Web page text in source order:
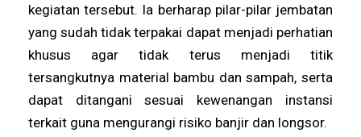
kegiatan tersebut. Ia berharap pilar-pilar jembatan
yang sudah tidak terpakai dapat menjadi perhatian
khusus agar tidak terus menjadi titik
tersangkutnya material bambu dan sampah, serta
dapat ditangani sesuai kewenangan instansi
terkait guna mengurangi risiko banjir dan longsor.